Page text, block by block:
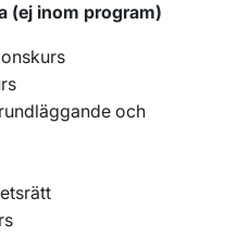
(ej inom program)
och